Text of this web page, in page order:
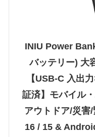
INIU Power
バッテリー) 大
【USB-C 入出
証済】モバイル
アウトドア/災害
16 / 15 &